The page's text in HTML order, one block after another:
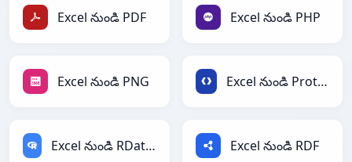
Excel నుండి PDF Excel నుండి PHP
Excel నుండి PNG Excel నుండి Protobuf
Excel నుండి RDataFrame Excel నుండి RDF